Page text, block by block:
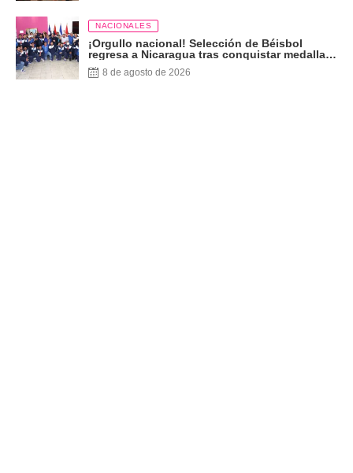
NACIONALES
¡Orgullo nacional! Selección de Béisbol
regresa a Nicaragua tras conquistar medalla
de plata
8 de agosto de 2026